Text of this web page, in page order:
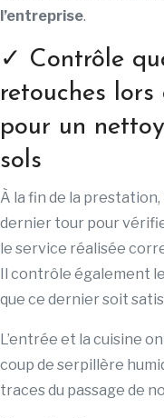
l’entreprise.
✓ Contrôle
retouches
pour un
sols
À la fin de la
dernier tour pour
le service réalisée
Il contrôle également
que ce dernier soit
L’entrée et la cuisine
coup de serpillère
traces du passage de